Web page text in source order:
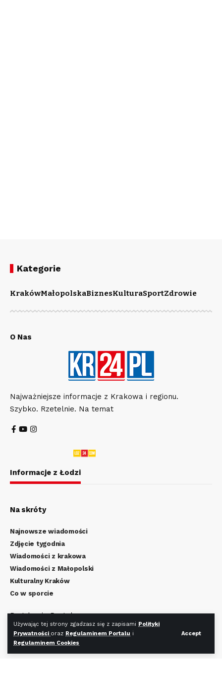
Używając tej strony zgadzasz się z zapisami Polityki
Prywatności oraz Regulaminem Portalu i
Regulaminem Cookies
Accept
Kategorie
KrakówMałopolskaBiznesKulturaSportZdrowie
O Nas
Najważniejsze informacje z Krakowa i regionu.
Szybko. Rzetelnie. Na temat
Informacje z Łodzi
Na skróty
Najnowsze wiadomości
Zdjęcie tygodnia
Wiadomości z krakowa
Wiadomości z Małopolski
Kulturalny Kraków
Co w sporcie
Regulamin Portalu
Polityka Prywatności
Regulamin Cookies